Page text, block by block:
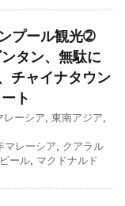
プール観光➁
タン、無駄に
チャイナタウン
ト
レーシア, 東南アジア,
マレーシア, クアラル
ビール, マクドナルド